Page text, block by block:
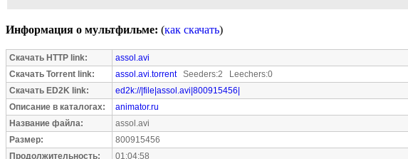
Информация о мультфильме: (как скачать)
Скачать HTTP link:
assol.avi
Скачать Torrent link:
assol.avi.torrentSeeders:2 Leechers:0
Скачать ED2K link:
ed2k://|file|assol.avi|800915456|
Описание в каталогах:
animator.ru
Название файла:
assol.avi
Размер:
800915456
Продолжительность:
01:04:58